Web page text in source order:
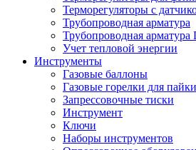
Терморегуляторы с
Трубопроводная арматура
Трубопроводная арматура
Учет тепловой энергии
Инструменты
Газовые баллоны
Газовые горелки для
Запрессовочные тиски
Инструмент
Ключи
Наборы инструментов